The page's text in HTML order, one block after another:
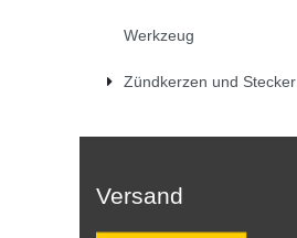
Werkzeug
Zündkerzen und Stecker
Versand